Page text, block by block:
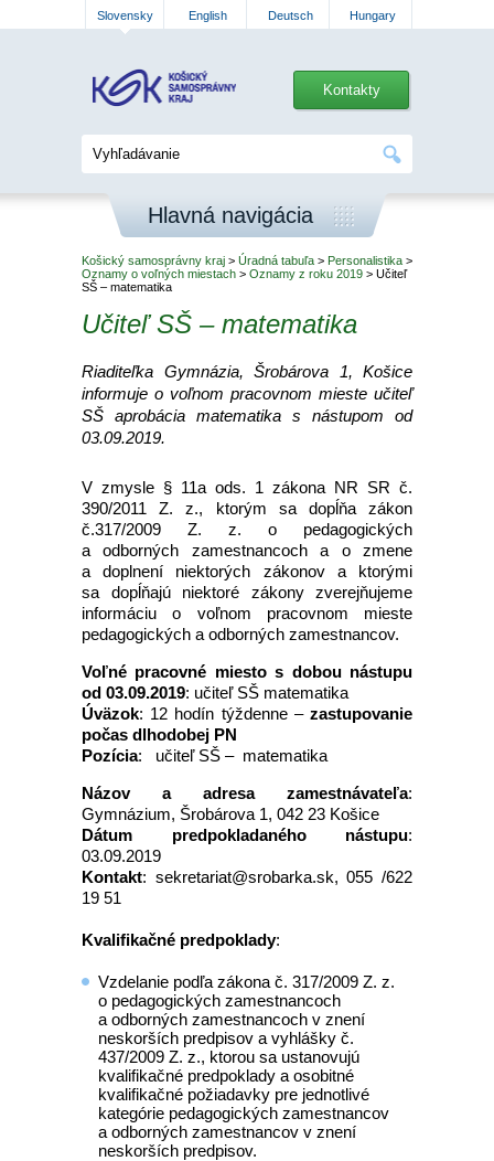
Slovensky English Deutsch Hungary
Kontakty
Hlavná navigácia
Košický samosprávny kraj > Úradná tabuľa > Personalistika >
Oznamy o voľných miestach > Oznamy z roku 2019 > Učiteľ
SŠ – matematika
Učiteľ SŠ – matematika
Riaditeľka Gymnázia, Šrobárova 1, Košice
informuje o voľnom pracovnom mieste učiteľ
SŠ aprobácia matematika s nástupom od
03.09.2019.
V zmysle § 11a ods. 1 zákona NR SR č.
390/2011 Z. z., ktorým sa dopĺňa zákon
č.317/2009 Z. z. o pedagogických
a odborných zamestnancoch a o zmene
a doplnení niektorých zákonov a ktorými
sa dopĺňajú niektoré zákony zverejňujeme
informáciu o voľnom pracovnom mieste
pedagogických a odborných zamestnancov.
Voľné pracovné miesto s dobou nástupu
od 03.09.2019: učiteľ SŠ matematika
Úväzok: 12 hodín týždenne – zastupovanie
počas dlhodobej PN
Pozícia: učiteľ SŠ – matematika
Názov a adresa zamestnávateľa:
Gymnázium, Šrobárova 1, 042 23 Košice
Dátum predpokladaného nástupu:
03.09.2019
Kontakt: sekretariat@srobarka.sk, 055 /622
19 51
Kvalifikačné predpoklady:
Vzdelanie podľa zákona č. 317/2009 Z. z.
o pedagogických zamestnancoch
a odborných zamestnancoch v znení
neskorších predpisov a vyhlášky č.
437/2009 Z. z., ktorou sa ustanovujú
kvalifikačné predpoklady a osobitné
kvalifikačné požiadavky pre jednotlivé
kategórie pedagogických zamestnancov
a odborných zamestnancov v znení
neskorších predpisov.